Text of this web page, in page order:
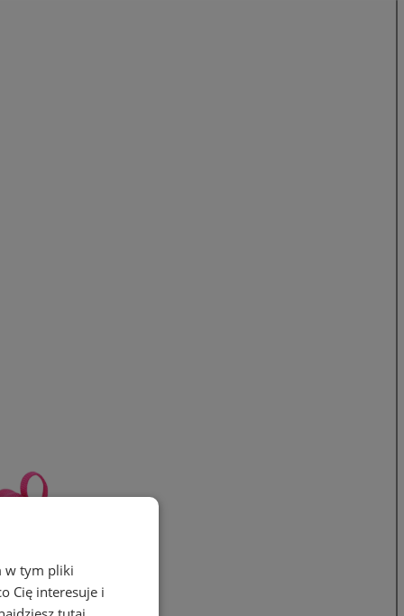
w tym pliki
Cię interesuje i